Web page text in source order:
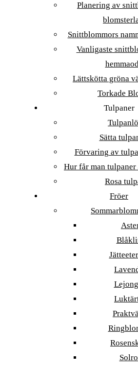
Planering av
Snittblommors
Vanligaste
Lättskötta gröna
Torkade
Tulpaner
Sätta
Förvaring av
Hur får man
Rosa
Fröer